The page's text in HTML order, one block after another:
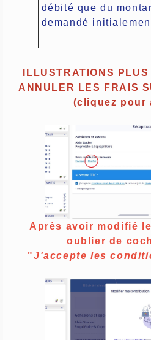
débité que du
demandé
ILLUSTRATIONS
ANNULER LES FRAIS
(cliquez pour
Après avoir modifié
oublier de
"J'accepte les